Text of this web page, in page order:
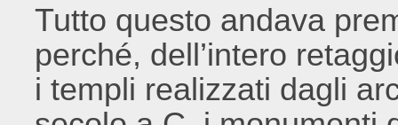
Tutto questo andava
perché, dell’intero
i templi realizzati dagli